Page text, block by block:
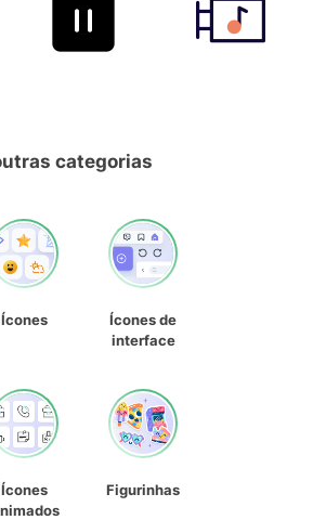
categorias
Ícones
Ícones de
interface
Ícones
Figurinhas